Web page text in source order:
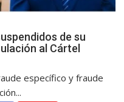
de su
al Cártel
específico y fraude